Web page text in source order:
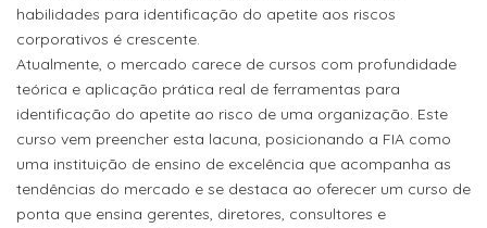
habilidades para identificação do apetite aos riscos
corporativos é crescente.
Atualmente, o mercado carece de cursos com profundidade
teórica e aplicação prática real de ferramentas para
identificação do apetite ao risco de uma organização. Este
curso vem preencher esta lacuna, posicionando a FIA como
uma instituição de ensino de excelência que acompanha as
tendências do mercado e se destaca ao oferecer um curso de
ponta que ensina gerentes, diretores, consultores e